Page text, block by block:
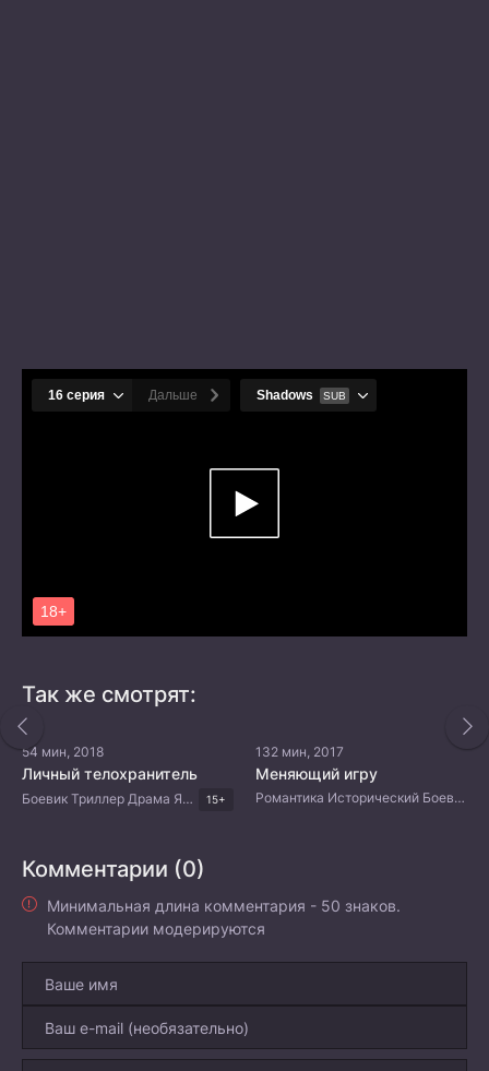
Так же смотрят:
54 мин, 2018
Личный телохранитель
Боевик Триллер Драма Японские дорамы 15+
132 мин, 2017
Меняющий игру
Романтика Исторический Боевик Триллер Китайские дорамы
Комментарии (0)
Минимальная длина комментария - 50 знаков.
Комментарии модерируются